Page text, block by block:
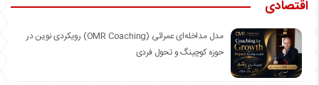
اقتصادی
مدل مداخله‌ای عمرائی (OMR Coaching) رویکردی نوین در
حوزه کوچینگ و تحول فردی